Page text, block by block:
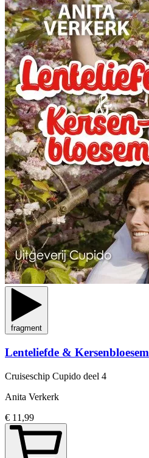
fragment
Lenteliefde & Kersenbloesem
Cruiseschip Cupido deel 4
Anita Verkerk
€ 11,99